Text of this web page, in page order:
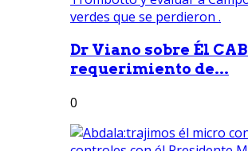
Dr Viano sobre Él
requerimiento de...
0